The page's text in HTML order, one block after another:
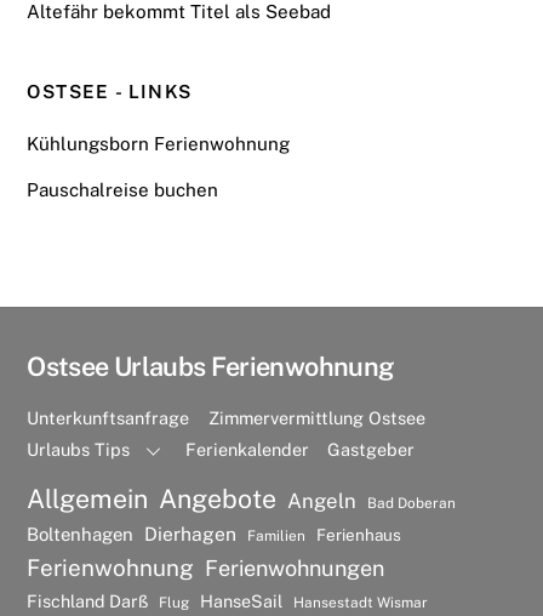
Altefähr bekommt Titel als Seebad
OSTSEE - LINKS
Kühlungsborn Ferienwohnung
Pauschalreise buchen
Ostsee Urlaubs Ferienwohnung
Unterkunftsanfrage
Zimmervermittlung Ostsee
Urlaubs Tips
Ferienkalender Gastgeber
Allgemein Angebote Angeln Bad Doberan
Boltenhagen Dierhagen Familien Ferienhaus
Ferienwohnung Ferienwohnungen
Fischland Darß Flug HanseSail Hansestadt Wismar